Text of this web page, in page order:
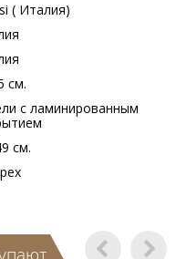
( Италия)
см.
с ламинированным
см.